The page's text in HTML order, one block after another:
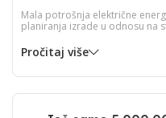
Mala potrošnja električne
planiranja izrade u odnosu na
Pročitaj više